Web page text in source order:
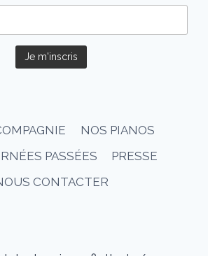
NOS PIANOS
PASSÉES
PRESSE
CONTACTER